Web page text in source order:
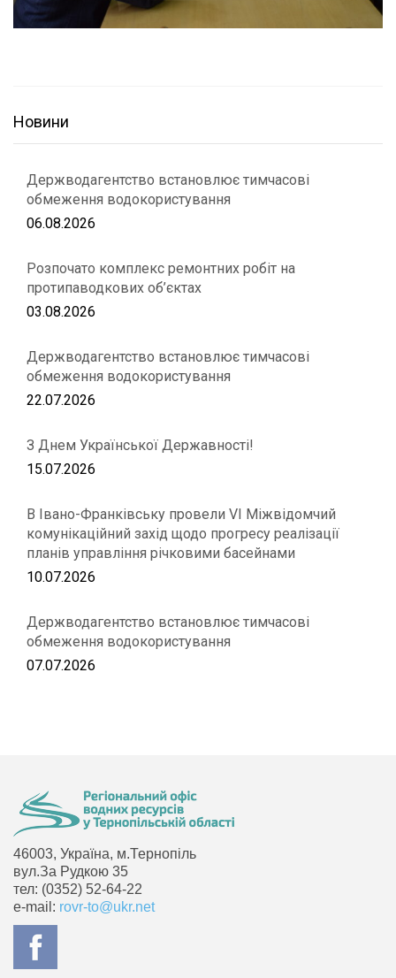
Новини
Держводагентство встановлює тимчасові
обмеження водокористування
06.08.2026
Розпочато комплекс ремонтних робіт на
протипаводкових об’єктах
03.08.2026
Держводагентство встановлює тимчасові
обмеження водокористування
22.07.2026
З Днем Української Державності!
15.07.2026
В Івано-Франківську провели VІ Міжвідомчий
комунікаційний захід щодо прогресу реалізації
планів управління річковими басейнами
10.07.2026
Держводагентство встановлює тимчасові
обмеження водокористування
07.07.2026
46003, Україна, м.Тернопіль
вул.За Рудкою 35
тел: (0352) 52-64-22
e-mail: rovr-to@ukr.net